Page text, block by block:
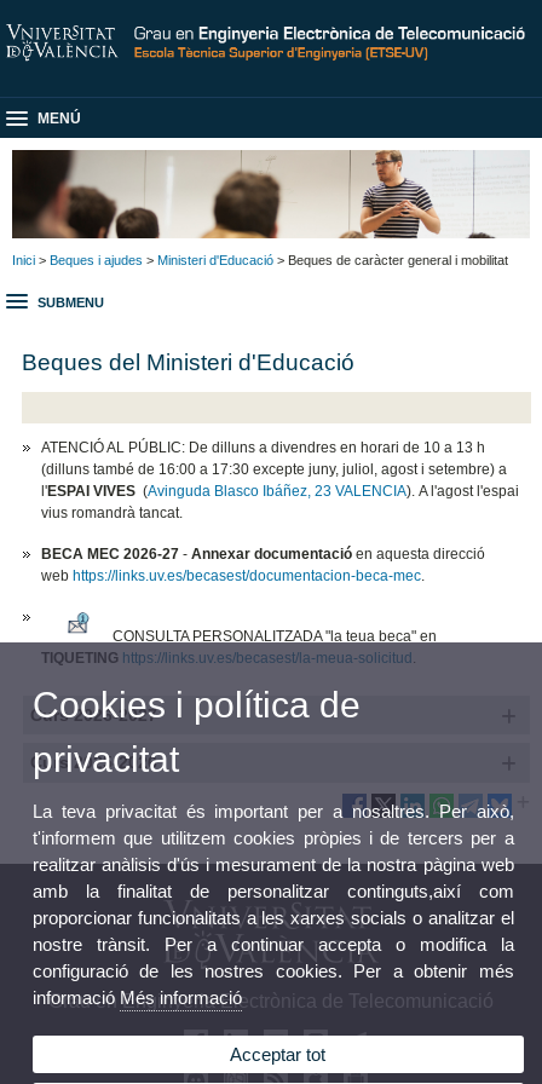
MENÚ
Inici > Beques i ajudes > Ministeri d'Educació > Beques de caràcter general i mobilitat
SUBMENU
Beques del Ministeri d'Educació
ATENCIÓ AL PÚBLIC: De dilluns a divendres en horari de 10 a 13 h
(dilluns també de 16:00 a 17:30 excepte juny, juliol, agost i setembre) a
l'ESPAI VIVES(Avinguda Blasco Ibáñez, 23 VALENCIA). A l'agost l'espai
vius romandrà tancat.
BECA MEC 2026-27 -Annexar documentació en aquesta direcció
web https://links.uv.es/becasest/documentacion-beca-mec.
CONSULTA PERSONALITZADA "la teua beca" en
TIQUETING https://links.uv.es/becasest/la-meua-solicitud .
Curs 2026-2027
Curs 2025-2026
Grau en Enginyeria Electrònica de Telecomunicació
Cookies i política de
privacitat
La teva privacitat és important per a nosaltres. Per això,
t'informem que utilitzem cookies pròpies i de tercers per a
realitzar anàlisis d'ús i mesurament de la nostra pàgina web
amb la finalitat de personalitzar continguts,així com
proporcionar funcionalitats a les xarxes socials o analitzar el
nostre trànsit. Per a continuar accepta o modifica la
configuració de les nostres cookies. Per a obtenir més
informació Més informació
Acceptar tot